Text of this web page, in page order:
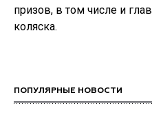
призов, в том числе и
коляска.
ПОПУЛЯРНЫЕ НОВОСТИ